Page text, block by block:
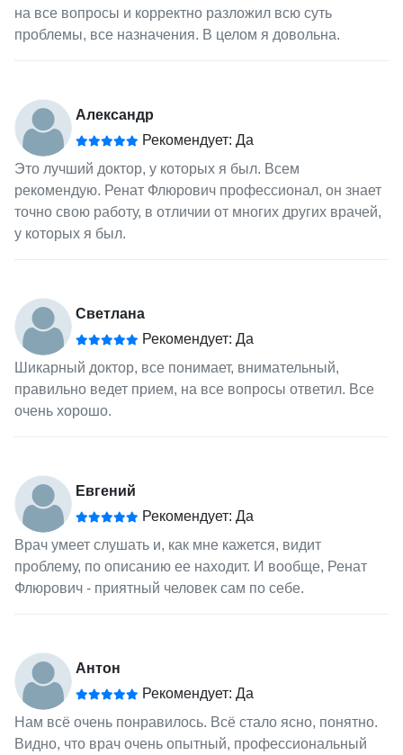
на все вопросы и корректно разложил всю суть
проблемы, все назначения. В целом я довольна.
Александр
Рекомендует: Да
Это лучший доктор, у которых я был. Всем
рекомендую. Ренат Флюрович профессионал, он знает
точно свою работу, в отличии от многих других врачей,
у которых я был.
Светлана
Рекомендует: Да
Шикарный доктор, все понимает, внимательный,
правильно ведет прием, на все вопросы ответил. Все
очень хорошо.
Евгений
Рекомендует: Да
Врач умеет слушать и, как мне кажется, видит
проблему, по описанию ее находит. И вообще, Ренат
Флюрович - приятный человек сам по себе.
Антон
Рекомендует: Да
Нам всё очень понравилось. Всё стало ясно, понятно.
Видно, что врач очень опытный, профессиональный